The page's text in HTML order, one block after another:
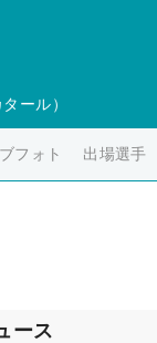
ール）
フォト 出場選手
ース